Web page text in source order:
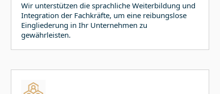
Wir unterstützen die sprachliche Weiterbildung und
Integration der Fachkräfte, um eine reibungslose
Eingliederung in Ihr Unternehmen zu
gewährleisten.